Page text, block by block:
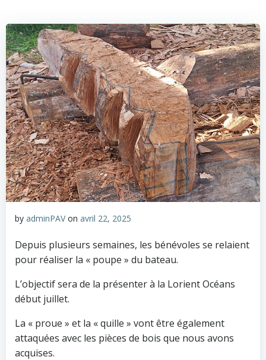
au
contenu
by adminPAV on avril 22, 2025
Depuis plusieurs semaines, les bénévoles se relaient
pour réaliser la « poupe » du bateau.
L’objectif sera de la présenter à la Lorient Océans
début juillet.
La « proue » et la « quille » vont être également
attaquées avec les pièces de bois que nous avons
acquises.